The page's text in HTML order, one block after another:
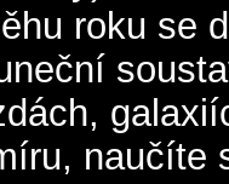
roku se
naučíte